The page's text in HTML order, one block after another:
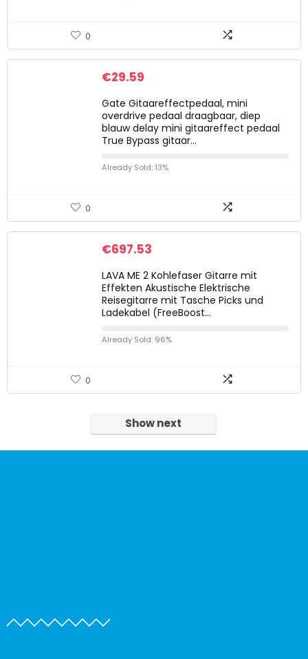
0
€29.59
Gate Gitaareffectpedaal, mini
overdrive pedaal draagbaar, diep
blauw delay mini gitaareffect pedaal
True Bypass gitaar…
Already Sold: 13%
0
€697.53
LAVA ME 2 Kohlefaser Gitarre mit
Effekten Akustische Elektrische
Reisegitarre mit Tasche Picks und
Ladekabel (FreeBoost…
Already Sold: 96%
0
Show next